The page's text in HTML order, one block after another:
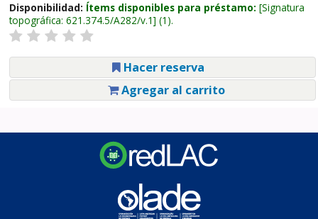
Disponibilidad: Ítems disponibles para préstamo: Signatura
topográfica: 621.374.5/A282/v.1 (1).
Hacer reserva
Agregar al carrito